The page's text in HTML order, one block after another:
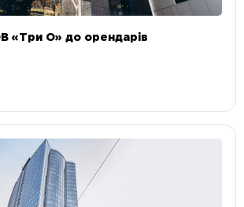
«Три О» до орендарів